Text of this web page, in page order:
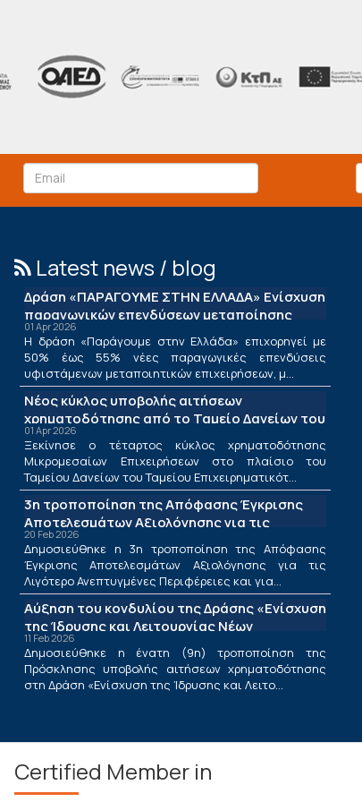
Latest news / blog
Δράση «ΠΑΡΑΓΟΥΜΕ ΣΤΗΝ ΕΛΛΑΔΑ» Ενίσχυση
παραγωγικών επενδύσεων μεταποίησης
01 Apr 2026
Η δράση «Παράγουμε στην Ελλάδα» επιχορηγεί με
50% έως 55% νέες παραγωγικές επενδύσεις
υφιστάμενων μεταποιητικών επιχειρήσεων, μ...
Νέος κύκλος υποβολής αιτήσεων
χρηματοδότησης από το Ταμείο Δανείων του
ΤΕΠΙΧ ΙΙΙ
01 Apr 2026
Ξεκίνησε ο τέταρτος κύκλος χρηματοδότησης
Μικρομεσαίων Επιχειρήσεων στο πλαίσιο του
Ταμείου Δανείων του Ταμείου Επιχειρηματικότ...
3η τροποποίηση της Απόφασης Έγκρισης
Αποτελεσμάτων Αξιολόγησης για τις
Λιγότερο Ανεπτυγμένες Περιφέρειες και για
τις Περιφέρειες Μετάβασης στο πλαίσιο της
Δράσης «Ενίσχυση της Ίδρυσης και
Λειτουργίας Νέων Μικρομεσαίων
Τουριστικών Επιχειρήσεων»
20 Feb 2026
Δημοσιεύθηκε η 3η τροποποίηση της Απόφασης
Έγκρισης Αποτελεσμάτων Αξιολόγησης για τις
Λιγότερο Ανεπτυγμένες Περιφέρειες και για...
Αύξηση του κονδυλίου της Δράσης «Ενίσχυση
της Ίδρυσης και Λειτουργίας Νέων
Μικρομεσαίων Τουριστικών Επιχειρήσεων»
11 Feb 2026
Δημοσιεύθηκε η ένατη (9η) τροποποίηση της
Πρόσκλησης υποβολής αιτήσεων χρηματοδότησης
στη Δράση «Ενίσχυση της Ίδρυσης και Λειτο...
Certified Member in